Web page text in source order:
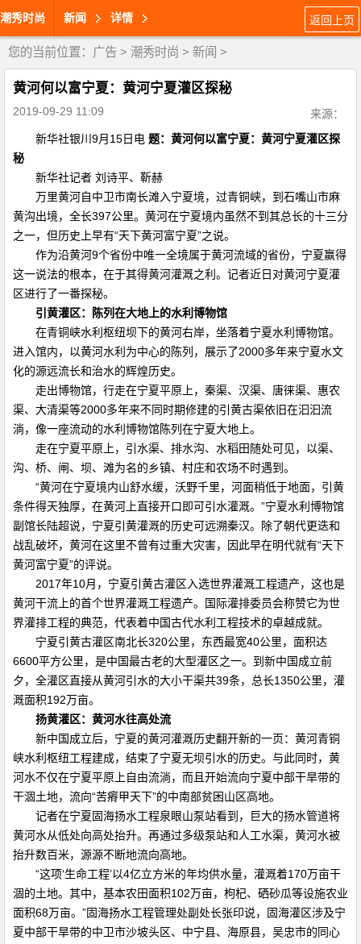
潮秀时尚 新闻 详情 返回上页
您的当前位置： 广告 > 潮秀时尚 > 新闻 >
黄河何以富宁夏：黄河宁夏灌区探秘
2019-09-29 11:09
来源：
新华社银川9月15日电 题：黄河何以富宁夏：黄河宁夏灌区探
秘
新华社记者 刘诗平、靳赫
万里黄河自中卫市南长滩入宁夏境，过青铜峡，到石嘴山市麻
黄沟出境，全长397公里。黄河在宁夏境内虽然不到其总长的十三分
之一，但历史上早有“天下黄河富宁夏”之说。
作为沿黄河9个省份中唯一全境属于黄河流域的省份，宁夏赢得
这一说法的根本，在于其得黄河灌溉之利。记者近日对黄河宁夏灌
区进行了一番探秘。
引黄灌区：陈列在大地上的水利博物馆
在青铜峡水利枢纽坝下的黄河右岸，坐落着宁夏水利博物馆。
进入馆内，以黄河水利为中心的陈列，展示了2000多年来宁夏水文
化的源远流长和治水的辉煌历史。
走出博物馆，行走在宁夏平原上，秦渠、汉渠、唐徕渠、惠农
渠、大清渠等2000多年来不同时期修建的引黄古渠依旧在汩汩流
淌，像一座流动的水利博物馆陈列在宁夏大地上。
走在宁夏平原上，引水渠、排水沟、水稻田随处可见，以渠、
沟、桥、闸、坝、滩为名的乡镇、村庄和农场不时遇到。
“黄河在宁夏境内山舒水缓，沃野千里，河面稍低于地面，引黄
条件得天独厚，在黄河上直接开口即可引水灌溉。”宁夏水利博物馆
副馆长陆超说，宁夏引黄灌溉的历史可远溯秦汉。除了朝代更迭和
战乱破坏，黄河在这里不曾有过重大灾害，因此早在明代就有“天下
黄河富宁夏”的评说。
2017年10月，宁夏引黄古灌区入选世界灌溉工程遗产，这也是
黄河干流上的首个世界灌溉工程遗产。国际灌排委员会称赞它为世
界灌排工程的典范，代表着中国古代水利工程技术的卓越成就。
宁夏引黄古灌区南北长320公里，东西最宽40公里，面积达
6600平方公里，是中国最古老的大型灌区之一。到新中国成立前
夕，全灌区直接从黄河引水的大小干渠共39条，总长1350公里，灌
溉面积192万亩。
扬黄灌区：黄河水往高处流
新中国成立后，宁夏的黄河灌溉历史翻开新的一页：黄河青铜
峡水利枢纽工程建成，结束了宁夏无坝引水的历史。与此同时，黄
河水不仅在宁夏平原上自由流淌，而且开始流向宁夏中部干旱带的
干涸土地，流向“苦瘠甲天下”的中南部贫困山区高地。
记者在宁夏固海扬水工程泉眼山泵站看到，巨大的扬水管道将
黄河水从低处向高处抬升。再通过多级泵站和人工水渠，黄河水被
抬升数百米，源源不断地流向高地。
“这项‘生命工程’以4亿立方米的年均供水量，灌溉着170万亩干
涸的土地。其中，基本农田面积102万亩，枸杞、硒砂瓜等设施农业
面积68万亩。”固海扬水工程管理处副处长张印说，固海灌区涉及宁
夏中部干旱带的中卫市沙坡头区、中宁县、海原县，吴忠市的同心